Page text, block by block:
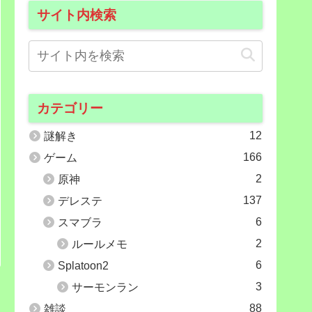
サイト内検索
カテゴリー
謎解き
12
ゲーム
166
原神
2
デレステ
137
スマブラ
6
ルールメモ
2
Splatoon2
6
サーモンラン
3
雑談
88